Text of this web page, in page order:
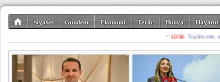
Siyaset Gündem Ekonomi Terör Dünya
Spor Misafir